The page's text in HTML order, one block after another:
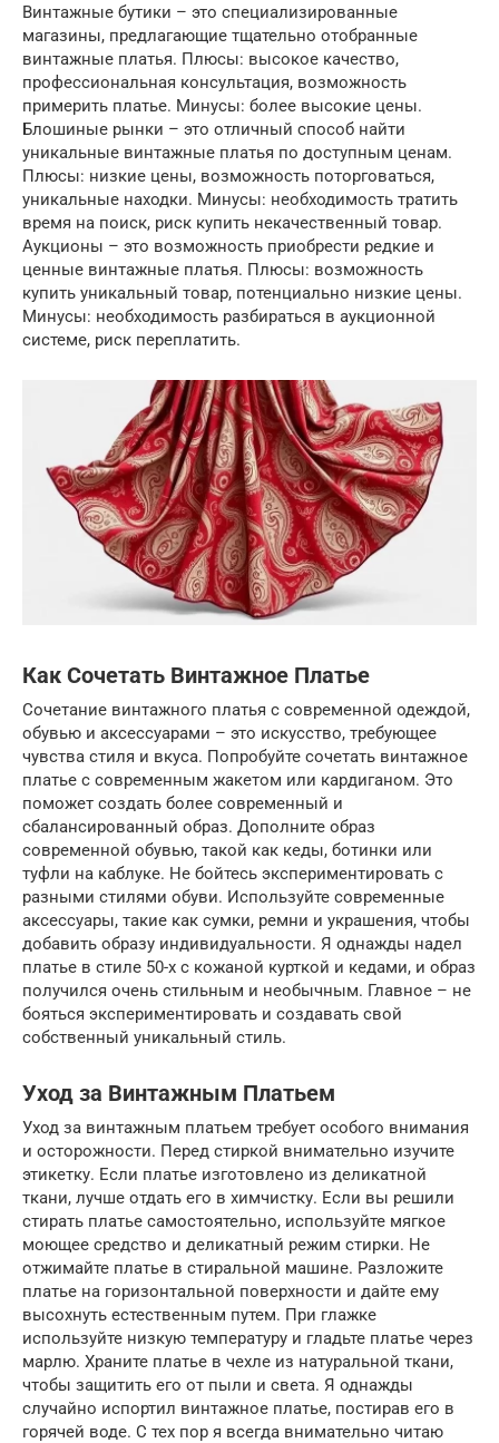
Винтажные бутики – это специализированные
магазины, предлагающие тщательно отобранные
винтажные платья. Плюсы: высокое качество,
профессиональная консультация, возможность
примерить платье. Минусы: более высокие цены.
Блошиные рынки – это отличный способ найти
уникальные винтажные платья по доступным ценам.
Плюсы: низкие цены, возможность поторговаться,
уникальные находки. Минусы: необходимость тратить
время на поиск, риск купить некачественный товар.
Аукционы – это возможность приобрести редкие и
ценные винтажные платья. Плюсы: возможность
купить уникальный товар, потенциально низкие цены.
Минусы: необходимость разбираться в аукционной
системе, риск переплатить.
Как Сочетать Винтажное Платье
Сочетание винтажного платья с современной одеждой,
обувью и аксессуарами – это искусство, требующее
чувства стиля и вкуса. Попробуйте сочетать винтажное
платье с современным жакетом или кардиганом. Это
поможет создать более современный и
сбалансированный образ. Дополните образ
современной обувью, такой как кеды, ботинки или
туфли на каблуке. Не бойтесь экспериментировать с
разными стилями обуви. Используйте современные
аксессуары, такие как сумки, ремни и украшения, чтобы
добавить образу индивидуальности. Я однажды надел
платье в стиле 50-х с кожаной курткой и кедами, и образ
получился очень стильным и необычным. Главное – не
бояться экспериментировать и создавать свой
собственный уникальный стиль.
Уход за Винтажным Платьем
Уход за винтажным платьем требует особого внимания
и осторожности. Перед стиркой внимательно изучите
этикетку. Если платье изготовлено из деликатной
ткани, лучше отдать его в химчистку. Если вы решили
стирать платье самостоятельно, используйте мягкое
моющее средство и деликатный режим стирки. Не
отжимайте платье в стиральной машине. Разложите
платье на горизонтальной поверхности и дайте ему
высохнуть естественным путем. При глажке
используйте низкую температуру и гладьте платье через
марлю. Храните платье в чехле из натуральной ткани,
чтобы защитить его от пыли и света. Я однажды
случайно испортил винтажное платье, постирав его в
горячей воде. С тех пор я всегда внимательно читаю